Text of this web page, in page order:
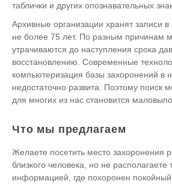
таблички и других опознавательных
Архивные организации хранят записи
не более 75 лет. По разным причинам
утрачиваются до наступления срока
восстановлению. Современные
компьютеризация базы захоронений в
недостаточно развита. Поэтому поиск
для многих из нас становится
Что мы предлагаем
Желаете посетить место захоронения
близкого человека, но не располагаете
информацией, где похоронен